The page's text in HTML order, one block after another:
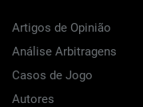
Artigos de Opinião
Análise Arbitragens
Casos de Jogo
Autores